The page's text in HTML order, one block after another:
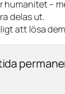
humanitet –
delas ut.
att lösa